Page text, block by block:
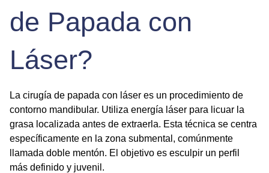
de Papada con
Láser?
La cirugía de papada con láser es un procedimiento de
contorno mandibular. Utiliza energía láser para licuar la
grasa localizada antes de extraerla. Esta técnica se centra
específicamente en la zona submental, comúnmente
llamada doble mentón. El objetivo es esculpir un perfil
más definido y juvenil.